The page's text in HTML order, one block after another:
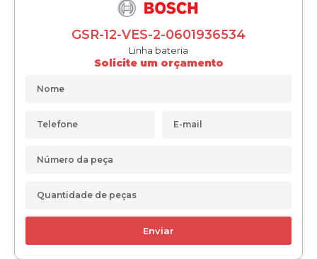
GSR-12-VES-2-0601936534
Linha bateria
Solicite um orçamento
Enviar